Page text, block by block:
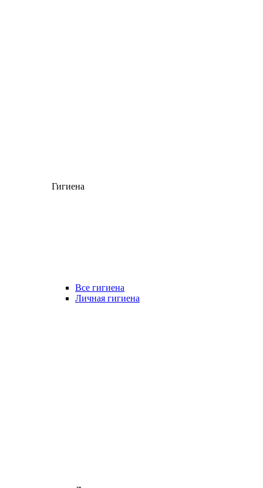
Гигиена
Все гигиена
Личная гигиена